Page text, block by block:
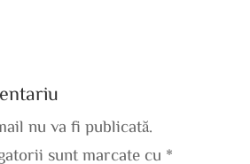
nu va fi publicată.
sunt marcate cu *